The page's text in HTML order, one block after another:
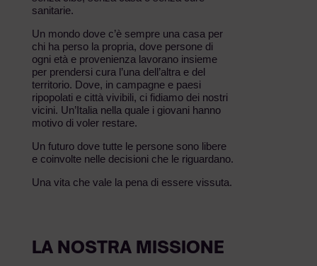
sanitarie.
Un mondo dove c’è sempre una casa per
chi ha perso la propria, dove persone di
ogni età e provenienza lavorano insieme
per prendersi cura l’una dell’altra e del
territorio. Dove, in campagne e paesi
ripopolati e città vivibili, ci fidiamo dei nostri
vicini. Un’Italia nella quale i giovani hanno
motivo di voler restare.
Un futuro dove tutte le persone sono libere
e coinvolte nelle decisioni che le riguardano.
Una vita che vale la pena di essere vissuta.
LA NOSTRA MISSIONE